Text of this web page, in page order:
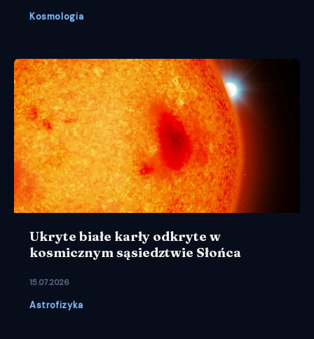
Kosmologia
Ukryte białe karły odkryte w
kosmicznym sąsiedztwie Słońca
15.07.2026
Astrofizyka